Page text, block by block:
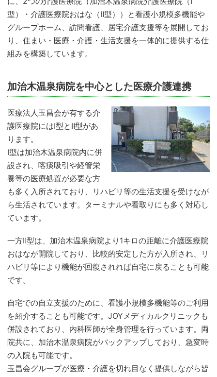
型）・介護医療院おはな（Ⅱ型））と看護小規模多機能や
グループホーム、訪問看護、居宅介護支援等を展開してお
り、住まい・医療・介護・生活支援を一体的に提供する仕
組みを構築しています。
加治木温泉病院を中心とした医療介護連携
医療法人玉昌会が有する介
護医療院にはⅠ型とⅡ型があ
ります。
Ⅰ型は加治木温泉病院内に併
設され、喀痰吸引や経管栄
養等の医療処置が必要な方
も多く入所されており、リハビリ等の生活支援を受けなが
ら生活されています。ターミナルや看取りにも多く対応し
ています。
一方Ⅱ型は、加治木温泉病院より1キロの距離に介護医療院
おはなが開院しており、比較的安定した方が入所され、リ
ハビリ等により機能が回復されれば自宅に戻ることも可能
です。
自宅での自立支援のために、看護小規模多機能等のご利用
を紹介することも可能です。JOYメディカルクリニックも
併設されており、内科医師が全身管理を行っています。両
院共に、加治木温泉病院がバックアップしており、急変時
の入院も可能です。
玉昌会グループが医療・介護を切れ目なく提供しながら皆